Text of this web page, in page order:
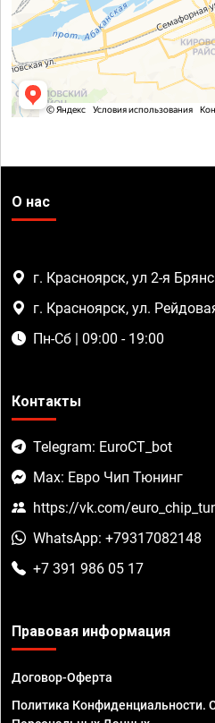
О нас
г. Красноярск, ул 2-я
г. Красноярск, ул.
Пн-Сб | 09:00 - 19:00
Контакты
Telegram: EuroCT_bot
Max: Евро Чип Тюнинг
https://vk.com/
WhatsApp: +79317082148
+7 391 986 05 17
Правовая информация
Договор-Оферта
Политика Конфиденциальности.